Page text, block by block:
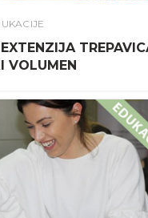
VOLUMEN